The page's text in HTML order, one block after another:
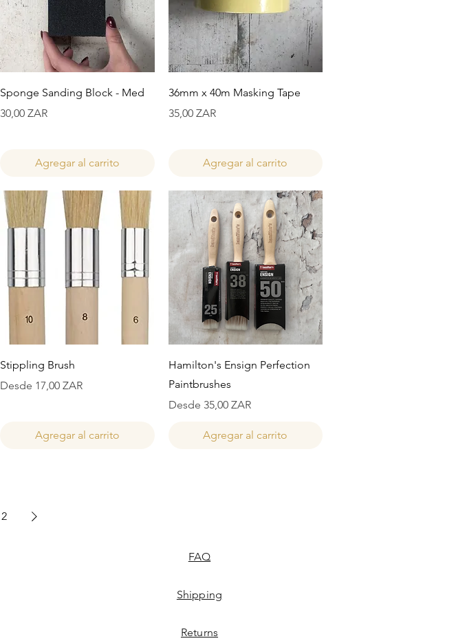
Vista rápida
Sponge Sanding Block - Med
Precio
30,00 ZAR
Agregar al carrito
Vista rápida
36mm x 40m Masking Tape
Precio
35,00 ZAR
Agregar al carrito
Vista rápida
Stippling Brush
Desde 17,00 ZAR
Precio de oferta
Agregar al carrito
Vista rápida
Hamilton's Ensign Perfection
Paintbrushes
Desde 35,00 ZAR
Precio de oferta
Agregar al carrito
2
FAQ
Shipping
Returns